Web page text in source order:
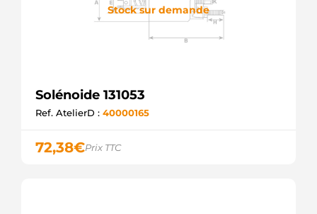
Stock sur demande
Solénoide 131053
Ref. AtelierD : 40000165
72,38€Prix TTC